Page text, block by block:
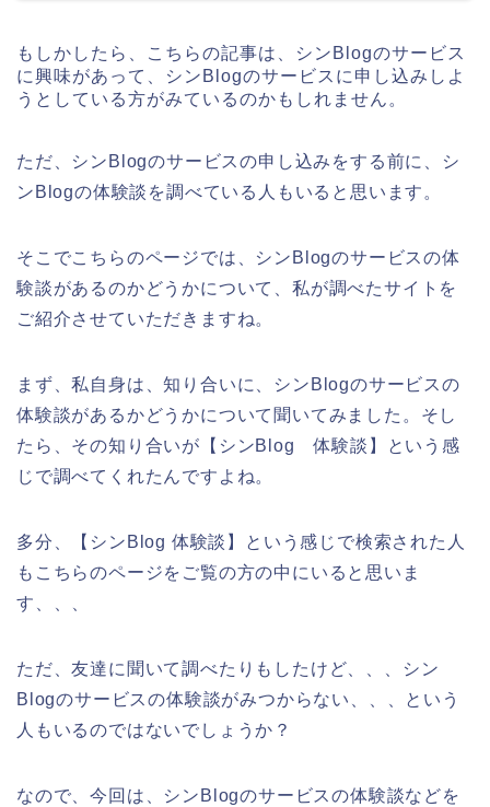
もしかしたら、こちらの記事は、シンBlogのサービス
に興味があって、シンBlogのサービスに申し込みしよ
うとしている方がみているのかもしれません。
ただ、シンBlogのサービスの申し込みをする前に、シ
ンBlogの体験談を調べている人もいると思います。
そこでこちらのページでは、シンBlogのサービスの体
験談があるのかどうかについて、私が調べたサイトを
ご紹介させていただきますね。
まず、私自身は、知り合いに、シンBlogのサービスの
体験談があるかどうかについて聞いてみました。そし
たら、その知り合いが【シンBlog 体験談】という感
じで調べてくれたんですよね。
多分、【シンBlog 体験談】という感じで検索された人
もこちらのページをご覧の方の中にいると思いま
す、、、
ただ、友達に聞いて調べたりもしたけど、、、シン
Blogのサービスの体験談がみつからない、、、という
人もいるのではないでしょうか？
なので、今回は、シンBlogのサービスの体験談などを